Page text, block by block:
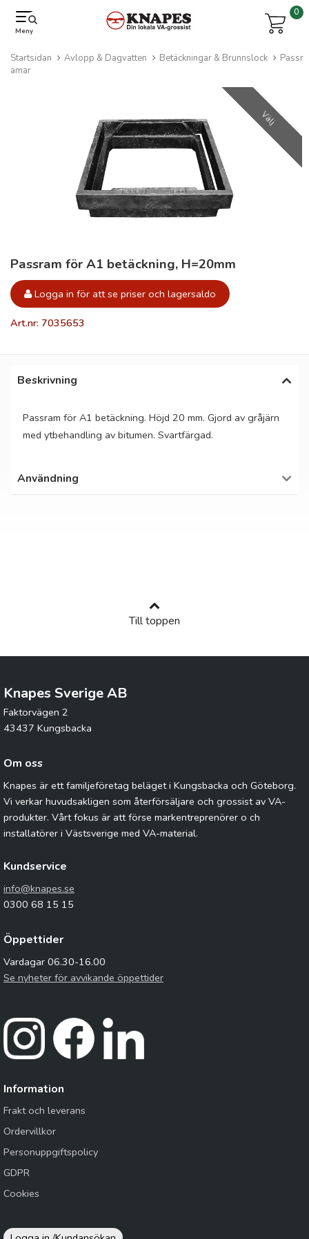
Meny
0
Startsidan Avlopp & Dagvatten Betäckningar & Brunnslock
Passr
amar
Välj
Passram för A1 betäckning, H=20mm
Logga in för att se priser och lagersaldo
Art.nr: 7035653
Beskrivning
Passram för A1 betäckning. Höjd 20 mm. Gjord av gråjärn
med ytbehandling av bitumen. Svartfärgad.
Användning
Till toppen
Knapes Sverige AB
Faktorvägen 2
43437 Kungsbacka
Om oss
Knapes är ett familjeföretag beläget i Kungsbacka och Göteborg.
Vi verkar huvudsakligen som återförsäljare och grossist av VA-
produkter. Vårt fokus är att förse markentreprenörer o ch
installatörer i Västsverige med VA-material.
Kundservice
info@knapes.se
0300 68 15 15
Öppettider
Vardagar 06.30-16.00
Se nyheter för avvikande öppettider
Information
Frakt och leverans
Ordervillkor
Personuppgiftspolicy
GDPR
Cookies